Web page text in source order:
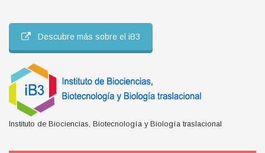
Descubre más sobre el iB3
Instituto de Biociencias, Biotecnología y Biología traslacional